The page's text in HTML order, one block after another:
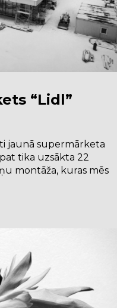
“Lidl”
jaunā supermārketa
tika uzsākta 22
montāža, kuras mēs